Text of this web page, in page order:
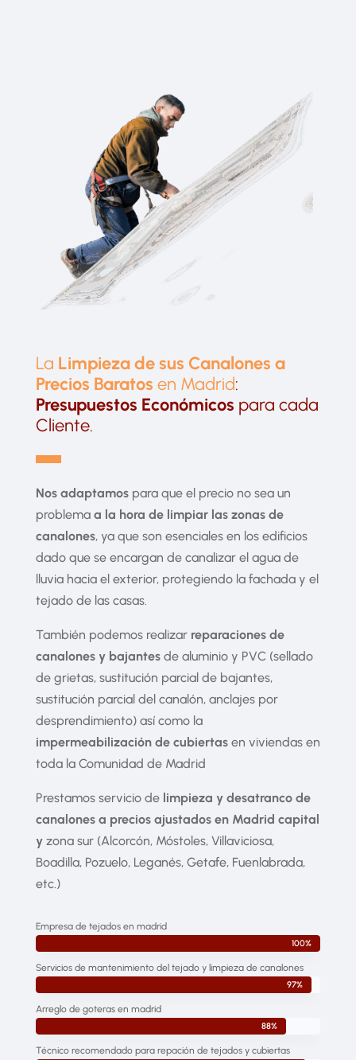
La Limpiezade sus Canalones a
Precios Baratos en Madrid:
Presupuestos Económicos para cada
Cliente.
▬
Nos adaptamospara que el precio no sea un
problema a la hora de limpiar las zonas de
canalones, ya que son esenciales en los edificios
dado que se encargan de canalizar el agua de
lluvia hacia el exterior, protegiendo la fachada y el
tejado de las casas.
También podemos realizar reparaciones de
canalones y bajantesde aluminio y PVC (sellado
de grietas, sustitución parcial de bajantes,
sustitución parcial del canalón, anclajes por
desprendimiento) así como la
impermeabilización de cubiertasen viviendas en
toda la Comunidad de Madrid
Prestamos servicio de limpieza y desatranco de
canalones a precios ajustados en Madrid capital
yzona sur (Alcorcón, Móstoles, Villaviciosa,
Boadilla, Pozuelo, Leganés, Getafe, Fuenlabrada,
etc.)
Empresa de tejados en madrid
100%
100%
Servicios de mantenimiento del tejado y limpieza de canalones
97%
97%
Arreglo de goteras en madrid
88%
88%
Técnico recomendado para repación de tejados y cubiertas